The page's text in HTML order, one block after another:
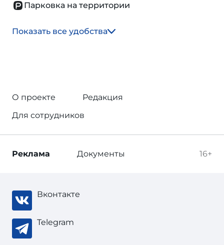
Парковка на территории
Показать все удобства
О проекте
Редакция
Для сотрудников
16+
Реклама Документы
Вконтакте
Telegram